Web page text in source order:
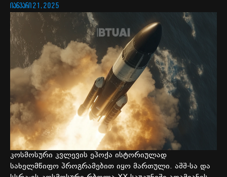
იანვარი 21, 2025
კოსმოსური კვლევის ეპოქა ისტორიულად
სახელმწიფო პროგრამებით იყო მართული. აშშ-სა და